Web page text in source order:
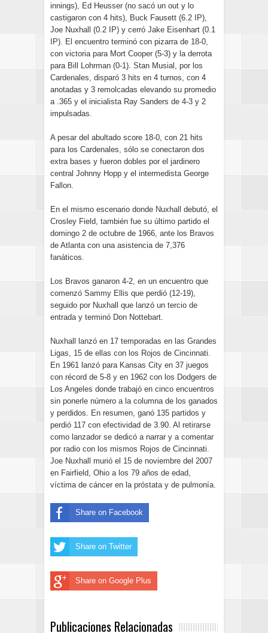
innings), Ed Heusser (no sacó un out y lo
castigaron con 4 hits), Buck Fausett (6.2 IP),
Joe Nuxhall (0.2 IP) y cerró Jake Eisenhart (0.1
IP). El encuentro terminó con pizarra de 18-0,
con victoria para Mort Cooper (5-3) y la derrota
para Bill Lohrman (0-1). Stan Musial, por los
Cardenales, disparó 3 hits en 4 turnos, con 4
anotadas y 3 remolcadas elevando su promedio
a .365 y el inicialista Ray Sanders de 4-3 y 2
impulsadas.
A pesar del abultado score 18-0, con 21 hits
para los Cardenales, sólo se conectaron dos
extra bases y fueron dobles por el jardinero
central Johnny Hopp y el intermedista George
Fallon.
En el mismo escenario donde Nuxhall debutó, el
Crosley Field, también fue su último partido el
domingo 2 de octubre de 1966, ante los Bravos
de Atlanta con una asistencia de 7,376
fanáticos.
Los Bravos ganaron 4-2, en un encuentro que
comenzó Sammy Ellis que perdió (12-19),
seguido por Nuxhall que lanzó un tercio de
entrada y terminó Don Nottebart.
Nuxhall lanzó en 17 temporadas en las Grandes
Ligas, 15 de ellas con los Rojos de Cincinnati.
En 1961 lanzó para Kansas City en 37 juegos
con récord de 5-8 y en 1962 con los Dodgers de
Los Angeles donde trabajó en cinco encuentros
sin ponerle número a la columna de los ganados
y perdidos. En resumen, ganó 135 partidos y
perdió 117 con efectividad de 3.90. Al retirarse
como lanzador se dedicó a narrar y a comentar
por radio con los mismos Rojos de Cincinnati.
Joe Nuxhall murió el 15 de noviembre del 2007
en Fairfield, Ohio a los 79 años de edad,
víctima de cáncer en la próstata y de pulmonía.
Share on Facebook
Share on Twitter
Share on Google Plus
Publicaciones Relacionadas